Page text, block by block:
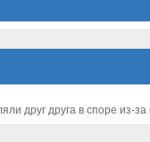
перестреляли друг